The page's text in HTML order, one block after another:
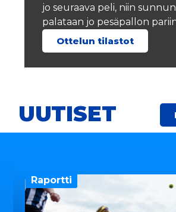
jo seuraava peli, niin
palataan jo pesäpallon
Ottelun tilastot
UUTISET
Raportti